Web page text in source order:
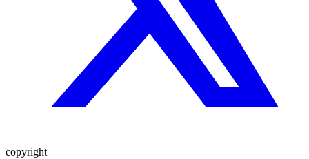
copyright